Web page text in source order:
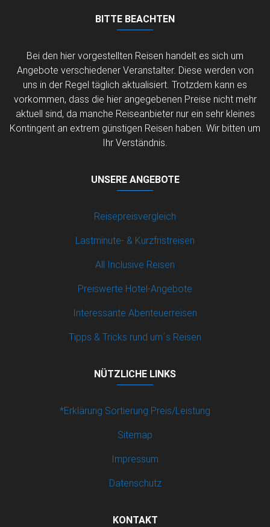
BITTE BEACHTEN
Bei den hier vorgestellten Reisen handelt es sich um
Angebote verschiedener Veranstalter. Diese werden von
uns in der Regel täglich aktualisiert. Trotzdem kann es
vorkommen, dass die hier angegebenen Preise nicht mehr
aktuell sind, da manche Reiseanbieter nur ein sehr kleines
Kontingent an extrem günstigen Reisen haben. Wir bitten um
Ihr Verständnis.
UNSERE ANGEBOTE
Reisepreisvergleich
Lastminute- & Kurzfristreisen
All Inclusive Reisen
Preiswerte Hotel-Angebote
Interessante Abenteuerreisen
Tipps & Tricks rund um´s Reisen
NÜTZLICHE LINKS
*Erklärung Sortierung Preis/Leistung
Sitemap
Impressum
Datenschutz
KONTAKT